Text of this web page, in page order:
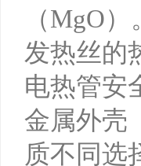
（MgO
发热丝的
电热管安
金属外壳
质不同选